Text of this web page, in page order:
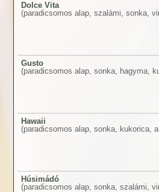
Dolce Vita
(paradicsomos alap, szalámi, sonka,
Gusto
(paradicsomos alap, sonka, hagyma,
Hawaii
(paradicsomos alap, sonka, kukorica,
Húsimádó
(paradicsomos alap, sonka, szalámi,